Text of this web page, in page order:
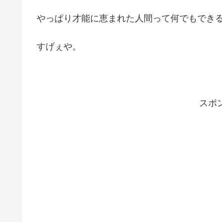
やっぱり才能に恵まれた人間って何でもでき
すげぇや。
スポ